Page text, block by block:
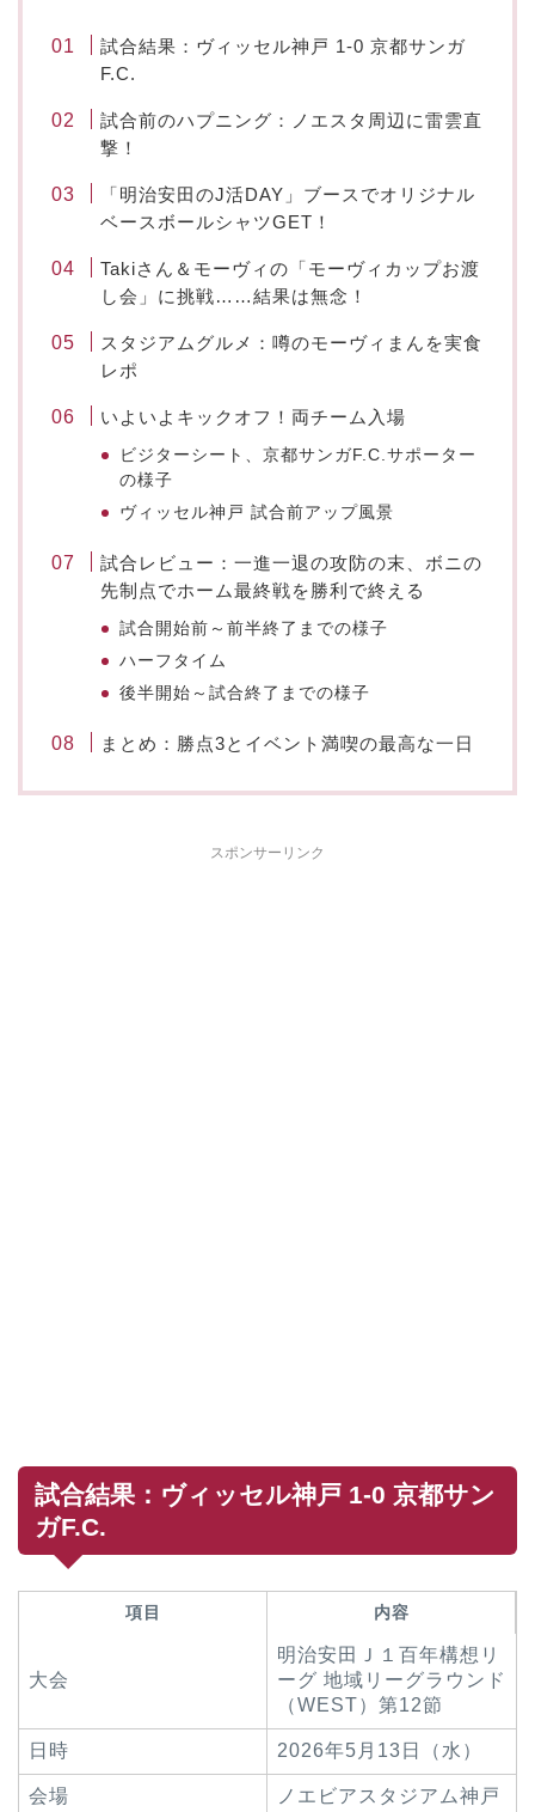
試合結果：ヴィッセル神戸 1-0 京都サンガ
F.C.
試合前のハプニング：ノエスタ周辺に雷雲直
撃！
「明治安田のJ活DAY」ブースでオリジナル
ベースボールシャツGET！
Takiさん＆モーヴィの「モーヴィカップお渡
し会」に挑戦……結果は無念！
スタジアムグルメ：噂のモーヴィまんを実食
レポ
いよいよキックオフ！両チーム入場
ビジターシート、京都サンガF.C.サポーター
の様子
ヴィッセル神戸 試合前アップ風景
試合レビュー：一進一退の攻防の末、ボニの
先制点でホーム最終戦を勝利で終える
試合開始前～前半終了までの様子
ハーフタイム
後半開始～試合終了までの様子
まとめ：勝点3とイベント満喫の最高な一日
スポンサーリンク
試合結果：ヴィッセル神戸 1-0 京都サン
ガF.C.
項目 内容
大会
明治安田Ｊ１百年構想リ
ーグ 地域リーグラウンド
（WEST）第12節
日時 2026年5月13日（水）
会場 ノエビアスタジアム神戸